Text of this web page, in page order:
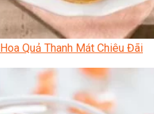
Quả Thanh Mát Chiêu Đãi